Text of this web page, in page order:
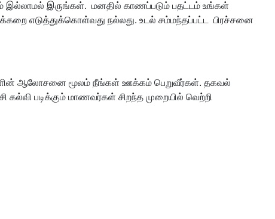
இருங்கள். மனதில் காணப்படும் பதட்டம் உங்கள்
எடுத்துக்கொள்வது நல்லது. உடல் சம்மந்தப்பட்ட பிரச்சனை
ஆலோசனை மூலம் நீங்கள் ஊக்கம் பெறுவீர்கள். தகவல்
படிக்கும் மாணவர்கள் சிறந்த முறையில் வெற்றி